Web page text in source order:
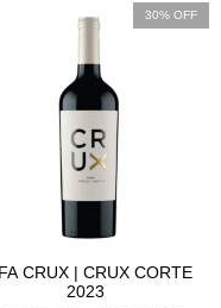
30% OFF
CRUX | CRUX CORTE
2023